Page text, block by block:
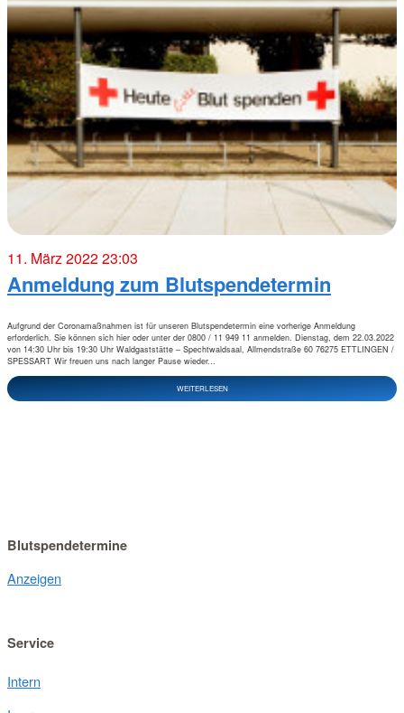
11. März 2022 23:03
Anmeldung zum Blutspendetermin
Aufgrund der Coronamaßnahmen ist für unseren Blutspendetermin eine vorherige Anmeldung
erforderlich. Sie können sich hier oder unter der 0800 / 11 949 11 anmelden. Dienstag, dem 22.03.2022
von 14:30 Uhr bis 19:30 Uhr Waldgaststätte – Spechtwaldsaal, Allmendstraße 60 76275 ETTLINGEN /
SPESSART Wir freuen uns nach langer Pause wieder...
WEITERLESEN
Blutspendetermine
Anzeigen
Service
Intern